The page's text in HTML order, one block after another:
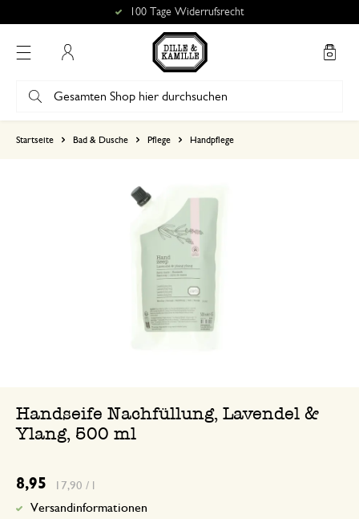
100 Tage Widerrufsrecht
Startseite Bad & Dusche Pflege Handpflege
Handseife Nachfüllung, Lavendel &
Ylang, 500 ml
8,95 17,90 / l
Versandinformationen
3
1
Sehr nice